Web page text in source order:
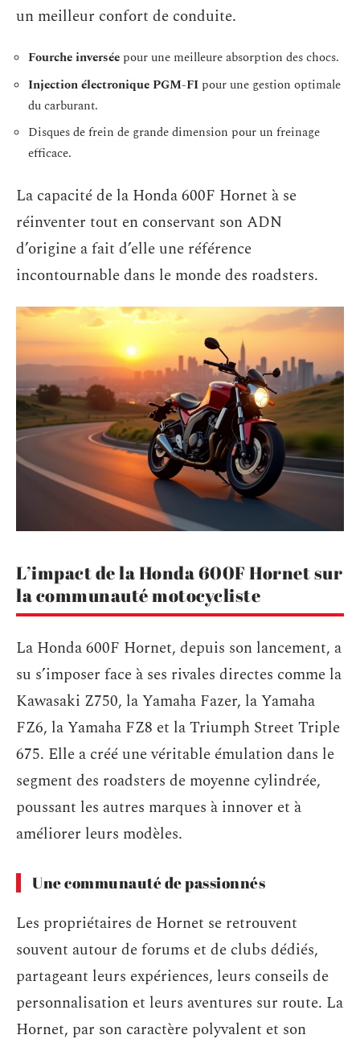
un meilleur confort de conduite.
Fourche inversée pour une meilleure absorption des chocs.
Injection électronique PGM-FI pour une gestion optimale
du carburant.
Disques de frein de grande dimension pour un freinage
efficace.
La capacité de la Honda 600F Hornet à se
réinventer tout en conservant son ADN
d’origine a fait d’elle une référence
incontournable dans le monde des roadsters.
L’impact de la Honda 600F Hornet sur
la communauté motocycliste
La Honda 600F Hornet, depuis son lancement, a
su s’imposer face à ses rivales directes comme la
Kawasaki Z750, la Yamaha Fazer, la Yamaha
FZ6, la Yamaha FZ8 et la Triumph Street Triple
675. Elle a créé une véritable émulation dans le
segment des roadsters de moyenne cylindrée,
poussant les autres marques à innover et à
améliorer leurs modèles.
Une communauté de passionnés
Les propriétaires de Hornet se retrouvent
souvent autour de forums et de clubs dédiés,
partageant leurs expériences, leurs conseils de
personnalisation et leurs aventures sur route. La
Hornet, par son caractère polyvalent et son